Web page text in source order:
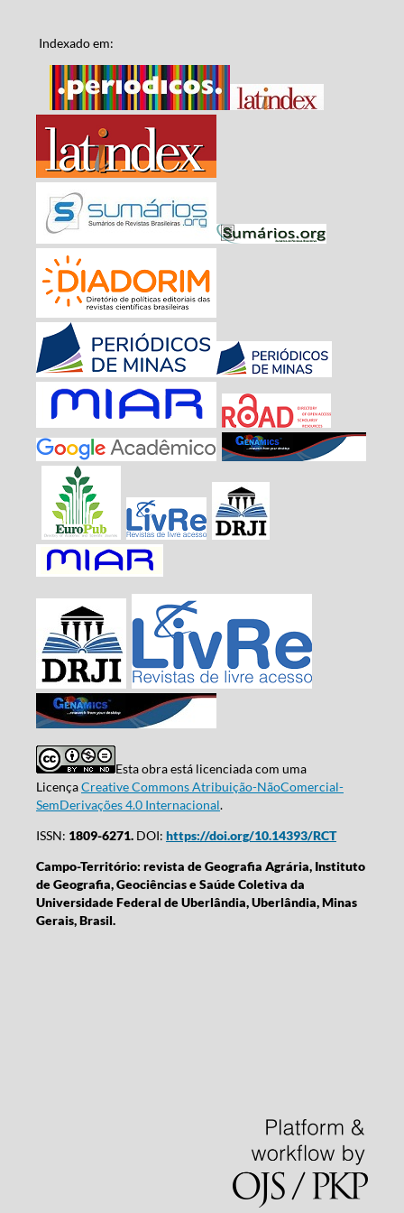
Indexado em:
Esta obra está licenciada com uma
LicençaCreative Commons Atribuição-NãoComercial-
SemDerivações 4.0 Internacional.
ISSN: 1809-6271.DOI: https://doi.org/10.14393/RCT
Campo-Território: revista de Geografia Agrária, Instituto
de Geografia, Geociências e Saúde Coletiva da
Universidade Federal de Uberlândia, Uberlândia, Minas
Gerais, Brasil.